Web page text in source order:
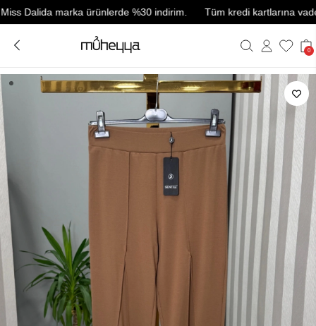
marka ürünlerde %30 indirim. Tüm kredi kartlarına vade
0